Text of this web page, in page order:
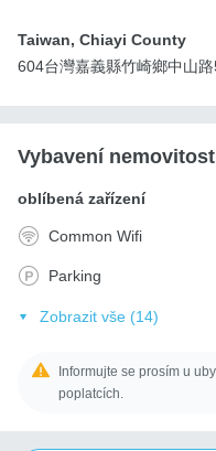
Taiwan, Chiayi County
604台灣嘉義縣竹崎鄉中山
Vybavení
oblíbená zařízení
Common Wifi
Parking
Zobrazit vše (14)
Informujte se prosím u
poplatcích.